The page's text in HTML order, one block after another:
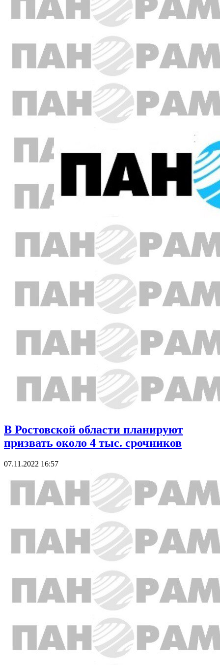
В Ростовской области планируют
призвать около 4 тыс. срочников
07.11.2022 16:57